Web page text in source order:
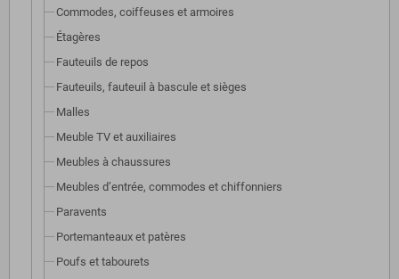
Commodes, coiffeuses et armoires
Étagères
Fauteuils de repos
Fauteuils, fauteuil à bascule et sièges
Malles
Meuble TV et auxiliaires
Meubles à chaussures
Meubles d’entrée, commodes et chiffonniers
Paravents
Portemanteaux et patères
Poufs et tabourets